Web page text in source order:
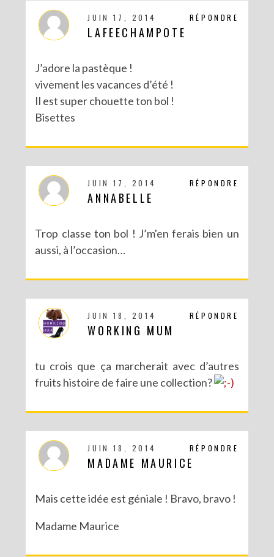
RÉPONDRE
JUIN 17, 2014
LAFEECHAMPOTE
J’adore la pastèque !
vivement les vacances d’été !
Il est super chouette ton bol !
Bisettes
RÉPONDRE
JUIN 17, 2014
ANNABELLE
Trop classe ton bol ! J’m'en ferais bien un
aussi, à l’occasion…
RÉPONDRE
JUIN 18, 2014
WORKING MUM
tu crois que ça marcherait avec d’autres
fruits histoire de faire une collection?
RÉPONDRE
JUIN 18, 2014
MADAME MAURICE
Mais cette idée est géniale ! Bravo, bravo !
Madame Maurice